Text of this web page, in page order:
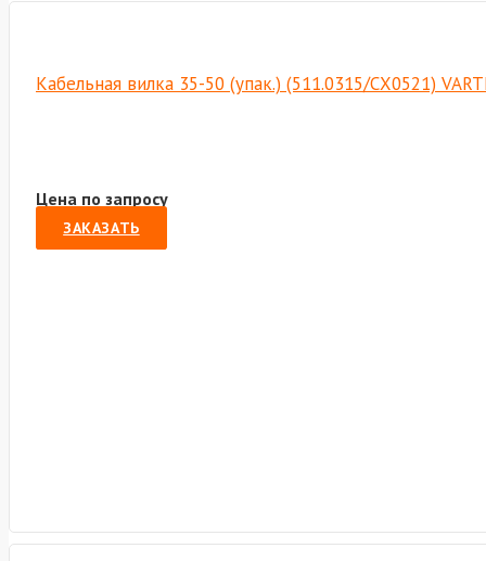
Кабельная вилка 35-50 (упак.) (511.0315/СХ0521)
Цена по запросу
ЗАКАЗАТЬ